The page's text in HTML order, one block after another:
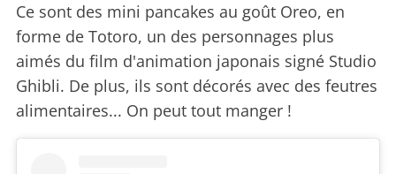
Ce sont des mini pancakes au goût Oreo, en
forme de Totoro, un des personnages plus
aimés du film d'animation japonais signé Studio
Ghibli. De plus, ils sont décorés avec des feutres
alimentaires... On peut tout manger !